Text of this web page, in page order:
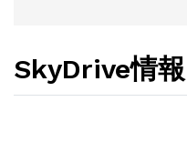
SkyDrive情報